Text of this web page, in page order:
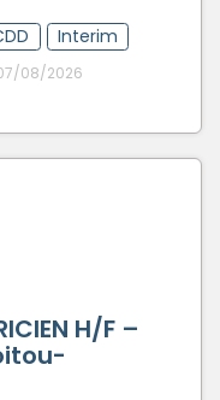
Interim
08/2026
H/F –